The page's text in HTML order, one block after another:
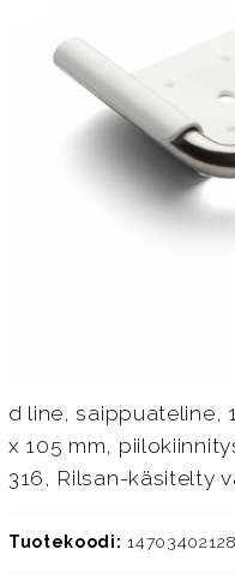
d line, saippuateline,
x 105 mm,
316, Rilsan-käsitelty
Tuotekoodi: 14703402128